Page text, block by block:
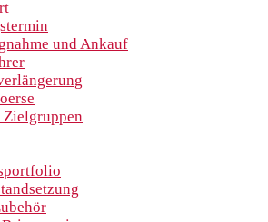
und Ankauf
Zielgruppen